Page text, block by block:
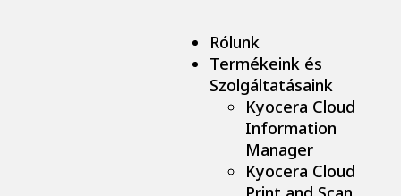
Rólunk
Termékeink és
Szolgáltatásaink
Kyocera Cloud
Information
Manager
Kyocera Cloud